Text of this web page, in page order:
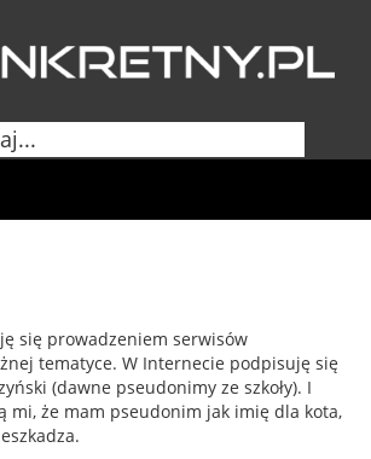
się prowadzeniem serwisów
tematyce. W Internecie podpisuję się
(dawne pseudonimy ze szkoły). I
mi, że mam pseudonim jak imię dla kota,